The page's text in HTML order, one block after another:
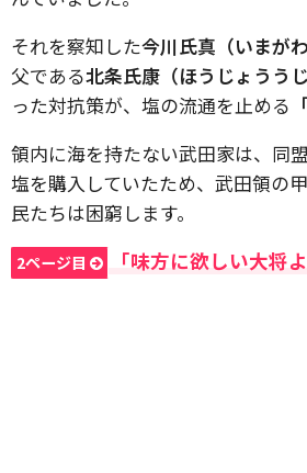
それを察知した今川氏真（いまが
父である北条氏康（ほうじょううじ
った対抗策が、塩の流通を止める
領内に海を持たない武田家は、同
塩を購入していたため、武田領の
民たちは困窮します。
2ページ目 「味方に欲しい大将よ